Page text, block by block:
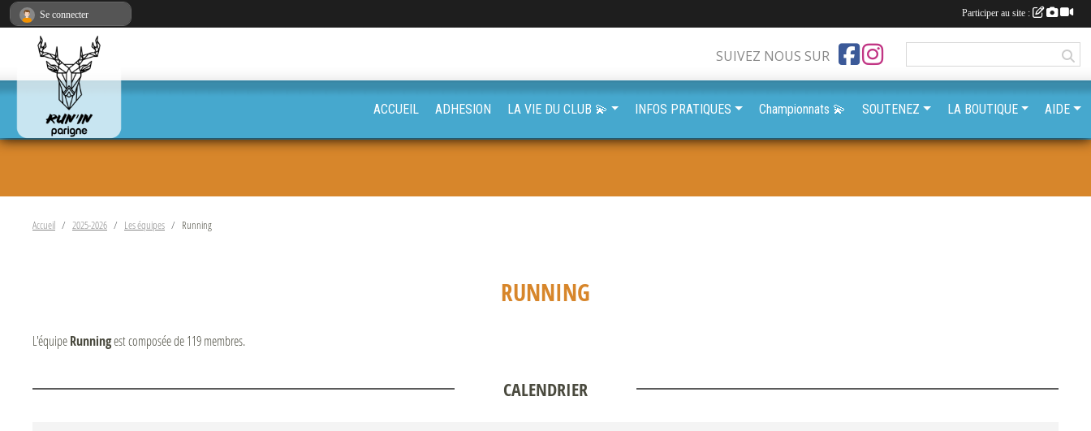
Accueil 2025-2026 Les équipes Running
RUNNING
L'équipeRunningest composée de 119 membres.
CALENDRIER
SUIVEZ NOUS SUR
ACCUEIL ADHESION LA VIE DU CLUB 💫 INFOS PRATIQUES Championnats 💫 SOUTENEZ LA BOUTIQUE AIDE
Se connecter Participer au site :
Panneau de gestion des cookies